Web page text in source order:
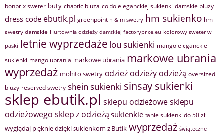
bonprix sweter buty chaotic bluza co do eleganckiej sukienki damskie bluzy
dress code ebutik.pl greenpoint h & m swetry hm sukienko hm
swetry damskie Hurtownia odzieży damskiej factoryprice.eu kolorowy sweter w
paski letnie wyprzedaże lou sukienki mango eleganckie
sukienki mango ubrania markowe ubrania markowe ubrania
wyprzedaż mohito swetry odzież odzieży odzieżą oversized
bluzy reserved swetry shein sukienki sinsay sukienki
sklep ebutik.pl sklepu odzieżowesklepu
odzieżowego sklep z odzieżą sukienkie tanie sukienki do 50 zł
wyglądaj pięknie dzięki sukienkom z Butik wyprzedaż świąteczne